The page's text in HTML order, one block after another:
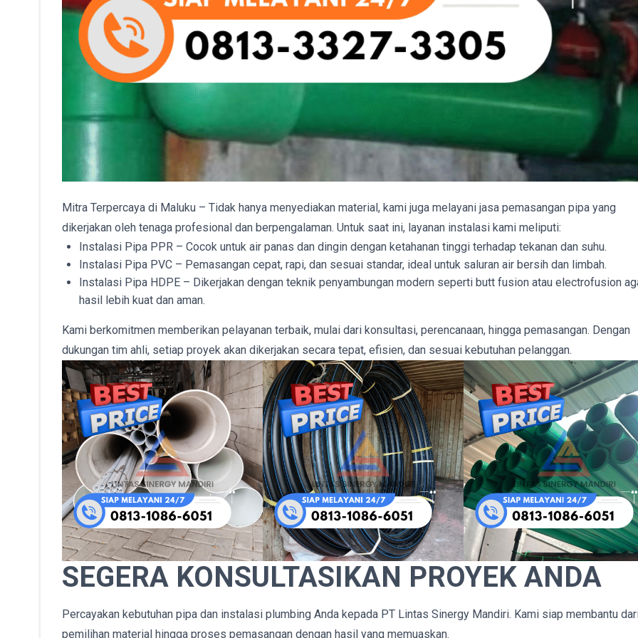
Mitra Terpercaya di Maluku – Tidak hanya menyediakan material, kami juga melayani jasa pemasangan pipa yang
dikerjakan oleh tenaga profesional dan berpengalaman. Untuk saat ini, layanan instalasi kami meliputi:
Instalasi Pipa PPR – Cocok untuk air panas dan dingin dengan ketahanan tinggi terhadap tekanan dan suhu.
Instalasi Pipa PVC – Pemasangan cepat, rapi, dan sesuai standar, ideal untuk saluran air bersih dan limbah.
Instalasi Pipa HDPE – Dikerjakan dengan teknik penyambungan modern seperti butt fusion atau electrofusion
hasil lebih kuat dan aman.
Kami berkomitmen memberikan pelayanan terbaik, mulai dari konsultasi, perencanaan, hingga pemasangan. Dengan
dukungan tim ahli, setiap proyek akan dikerjakan secara tepat, efisien, dan sesuai kebutuhan pelanggan.
SEGERA KONSULTASIKAN PROYEK ANDA
Percayakan kebutuhan pipa dan instalasi plumbing Anda kepada PT Lintas Sinergy Mandiri. Kami siap membantu
pemilihan material hingga proses pemasangan dengan hasil yang memuaskan.